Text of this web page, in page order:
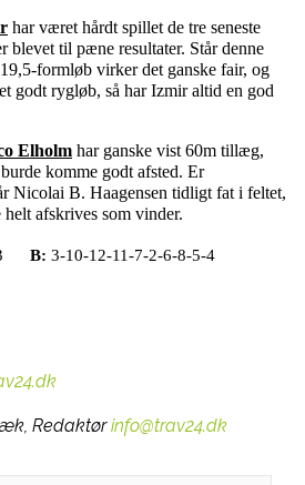
har været hårdt spillet de tre seneste
blevet til pæne resultater. Står denne
formløb virker det ganske fair, og
godt rygløb, så har Izmir altid en god
Elholm har ganske vist 60m tillæg,
komme godt afsted. Er
Nicolai B. Haagensen tidligt fat i feltet,
afskrives som vinder.
B: 3-10-12-11-7-2-6-8-5-4
Redaktør info@trav24.dk